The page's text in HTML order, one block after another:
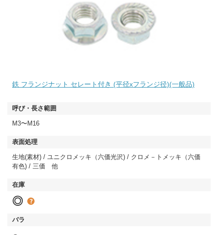
鉄 フランジナット セレート付き (平径xフランジ径)(一般品)
M3〜M16
生地(素材) / ユニクロメッキ（六価光沢) / クロメ－トメッキ（六価
有色) / 三価 他
◎